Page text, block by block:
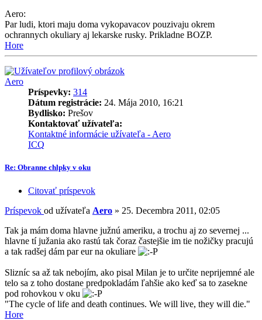
Aero:
Par ludi, ktori maju doma vykopavacov pouzivaju okrem
ochrannych okuliary aj lekarske rusky. Prikladne BOZP.
Hore
Aero
Príspevky: 314
Dátum registrácie: 24. Mája 2010, 16:21
Bydlisko: Prešov
Kontaktovať užívateľa:
Kontaktné informácie užívateľa - Aero
ICQ
Re: Obranne chlpky v oku
Citovať príspevok
Príspevok od užívateľa Aero » 25. Decembra 2011, 02:05
Tak ja mám doma hlavne južnú ameriku, a trochu aj zo severnej ...
hlavne tí južania ako rastú tak čoraz častejšie im tie nožičky pracujú
a tak radšej dám par eur na okuliare
Slizníc sa až tak nebojím, ako pisal Milan je to určite neprijemné ale
telo sa z toho dostane predpokladám ľahšie ako keď sa to zasekne
pod rohovkou v oku
"The cycle of life and death continues. We will live, they will die."
Hore